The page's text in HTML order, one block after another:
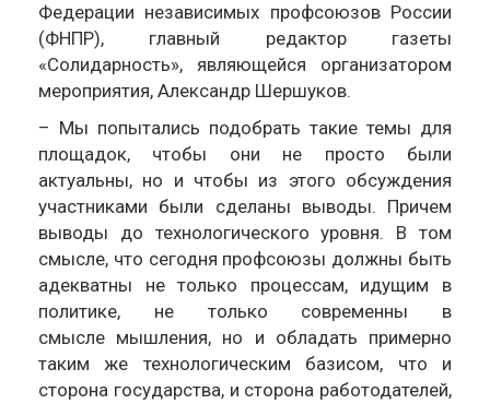
Федерации независимых профсоюзов России
(ФНПР), главный редактор газеты
«Солидарность», являющейся организатором
мероприятия, Александр Шершуков.
– Мы попытались подобрать такие темы для
площадок, чтобы они не просто были
актуальны, но и чтобы из этого обсуждения
участниками были сделаны выводы. Причем
выводы до технологического уровня. В том
смысле, что сегодня профсоюзы должны быть
адекватны не только процессам, идущим в
политике, не только современны в
смысле мышления, но и обладать примерно
таким же технологическим базисом, что и
сторона государства, и сторона работодателей,